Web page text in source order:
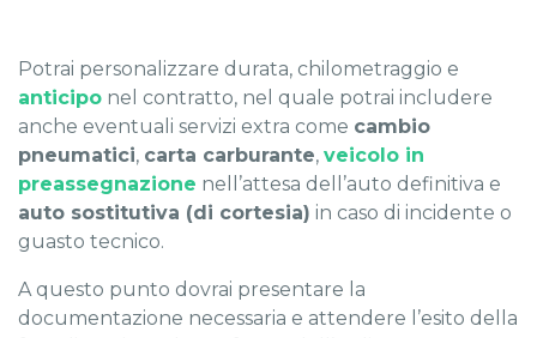
Potrai personalizzare durata, chilometraggio e
anticipo nel contratto, nel quale potrai includere
anche eventuali servizi extra come cambio
pneumatici, carta carburante, veicolo in
preassegnazione nell’attesa dell’auto definitiva e
auto sostitutiva (di cortesia) in caso di incidente o
guasto tecnico.
A questo punto dovrai presentare la
documentazione necessaria e attendere l’esito della